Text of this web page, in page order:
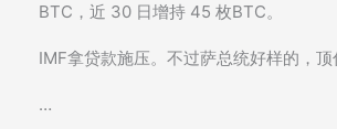
BTC，近 30 日增持 45 枚BTC。
IMF拿贷款施压。不过萨总统好样的，顶
…